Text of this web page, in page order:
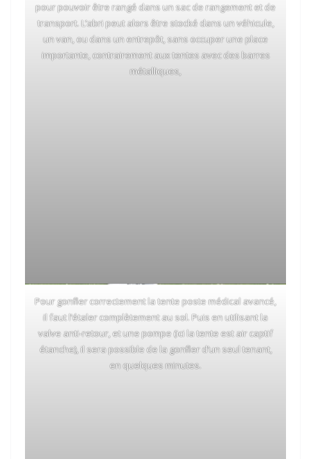
pour pouvoir être rangé dans un sac de rangement et de
transport. L’abri peut alors être stocké dans un véhicule,
un van, ou dans un entrepôt, sans occuper une place
importante, contrairement aux tentes avec des barres
métalliques,
Pour gonfler correctement la tente poste médical avancé,
il faut l’étaler complètement au sol. Puis en utilisant la
valve anti-retour, et une pompe (ici la tente est air captif
étanche), il sera possible de la gonfler d’un seul tenant,
en quelques minutes.